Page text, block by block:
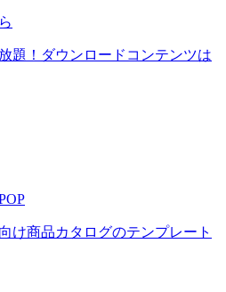
題！ダウンロードコンテンツは
け商品カタログのテンプレート